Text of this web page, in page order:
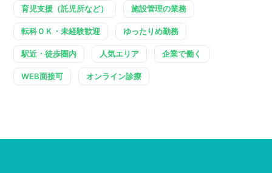
育児支援（託児所など） 施設管理の業務
転科ＯＫ・未経験歓迎 ゆったりめ勤務
駅近・徒歩圏内 人気エリア 企業で働く
WEB面接可 オンライン診療